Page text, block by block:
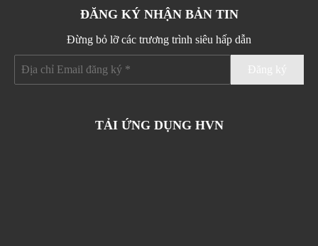
ĐĂNG KÝ NHẬN BẢN TIN
Đừng bỏ lỡ các trương trình siêu hấp dẫn
TẢI ỨNG DỤNG HVN